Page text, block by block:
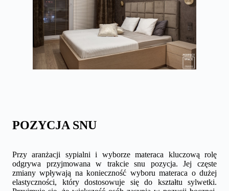
POZYCJA SNU
Przy aranżacji sypialni i wyborze materaca kluczową rolę
odgrywa przyjmowana w trakcie snu pozycja. Jej częste
zmiany wpływają na konieczność wyboru materaca o dużej
elastyczności, który dostosowuje się do kształtu sylwetki.